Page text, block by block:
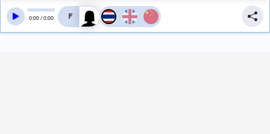
0:00/0:00 สลับเสียงอ่าน